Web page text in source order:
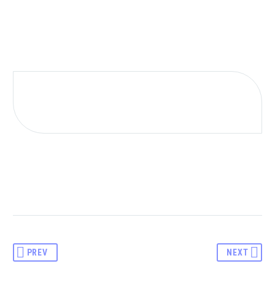
PREV NEXT